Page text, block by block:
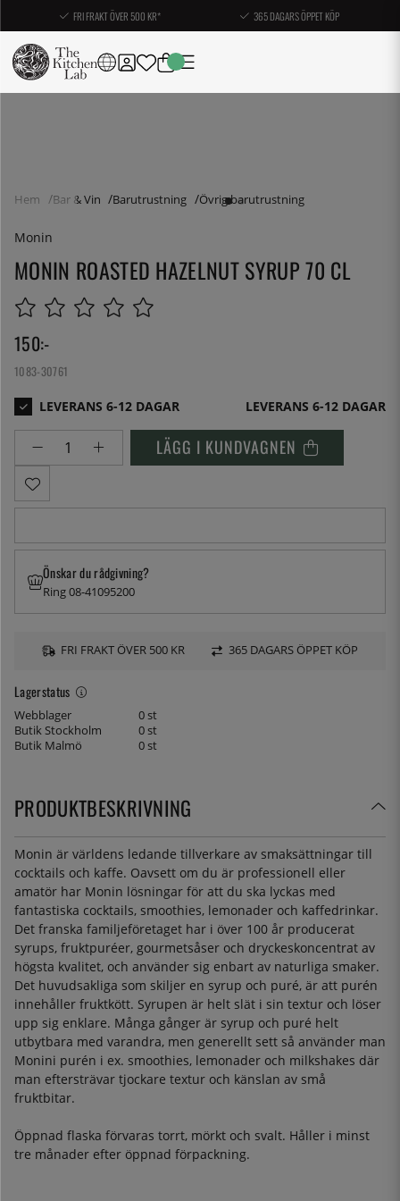
FRI FRAKT ÖVER 500 KR* 365 DAGARS ÖPPET KÖP
Hem Bar & Vin Barutrustning Övrig barutrustning
Monin
MONIN ROASTED HAZELNUT SYRUP 70 CL
150:-
1083-30761
LEVERANS 6-12 DAGAR
LÄGG I KUNDVAGNEN
Lagerstatus
Webblager
0 st
Butik Stockholm
0 st
Butik Malmö
0 st
Önskar du rådgivning?
Ring 08-41095200
FRI FRAKT ÖVER 500 KR 365 DAGARS ÖPPET KÖP
PRODUKTBESKRIVNING
Monin är världens ledande tillverkare av smaksättningar till
cocktails och kaffe. Oavsett om du är professionell eller
amatör har Monin lösningar för att du ska lyckas med
fantastiska cocktails, smoothies, lemonader och kaffedrinkar.
Det franska familjeföretaget har i över 100 år producerat
syrups, fruktpuréer, gourmetsåser och dryckeskoncentrat av
högsta kvalitet, och använder sig enbart av naturliga smaker.
Det huvudsakliga som skiljer en syrup och puré, är att purén
innehåller fruktkött. Syrupen är helt slät i sin textur och löser
upp sig enklare. Många gånger är syrup och puré helt
utbytbara med varandra, men generellt sett så använder man
Monini purén i ex. smoothies, lemonader och milkshakes där
man eftersträvar tjockare textur och känslan av små
fruktbitar.
Öppnad flaska förvaras torrt, mörkt och svalt. Håller i minst
tre månader efter öppnad förpackning.